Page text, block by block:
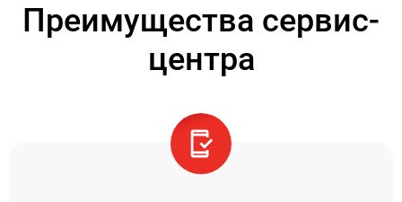
Преимущества сервис-
центра